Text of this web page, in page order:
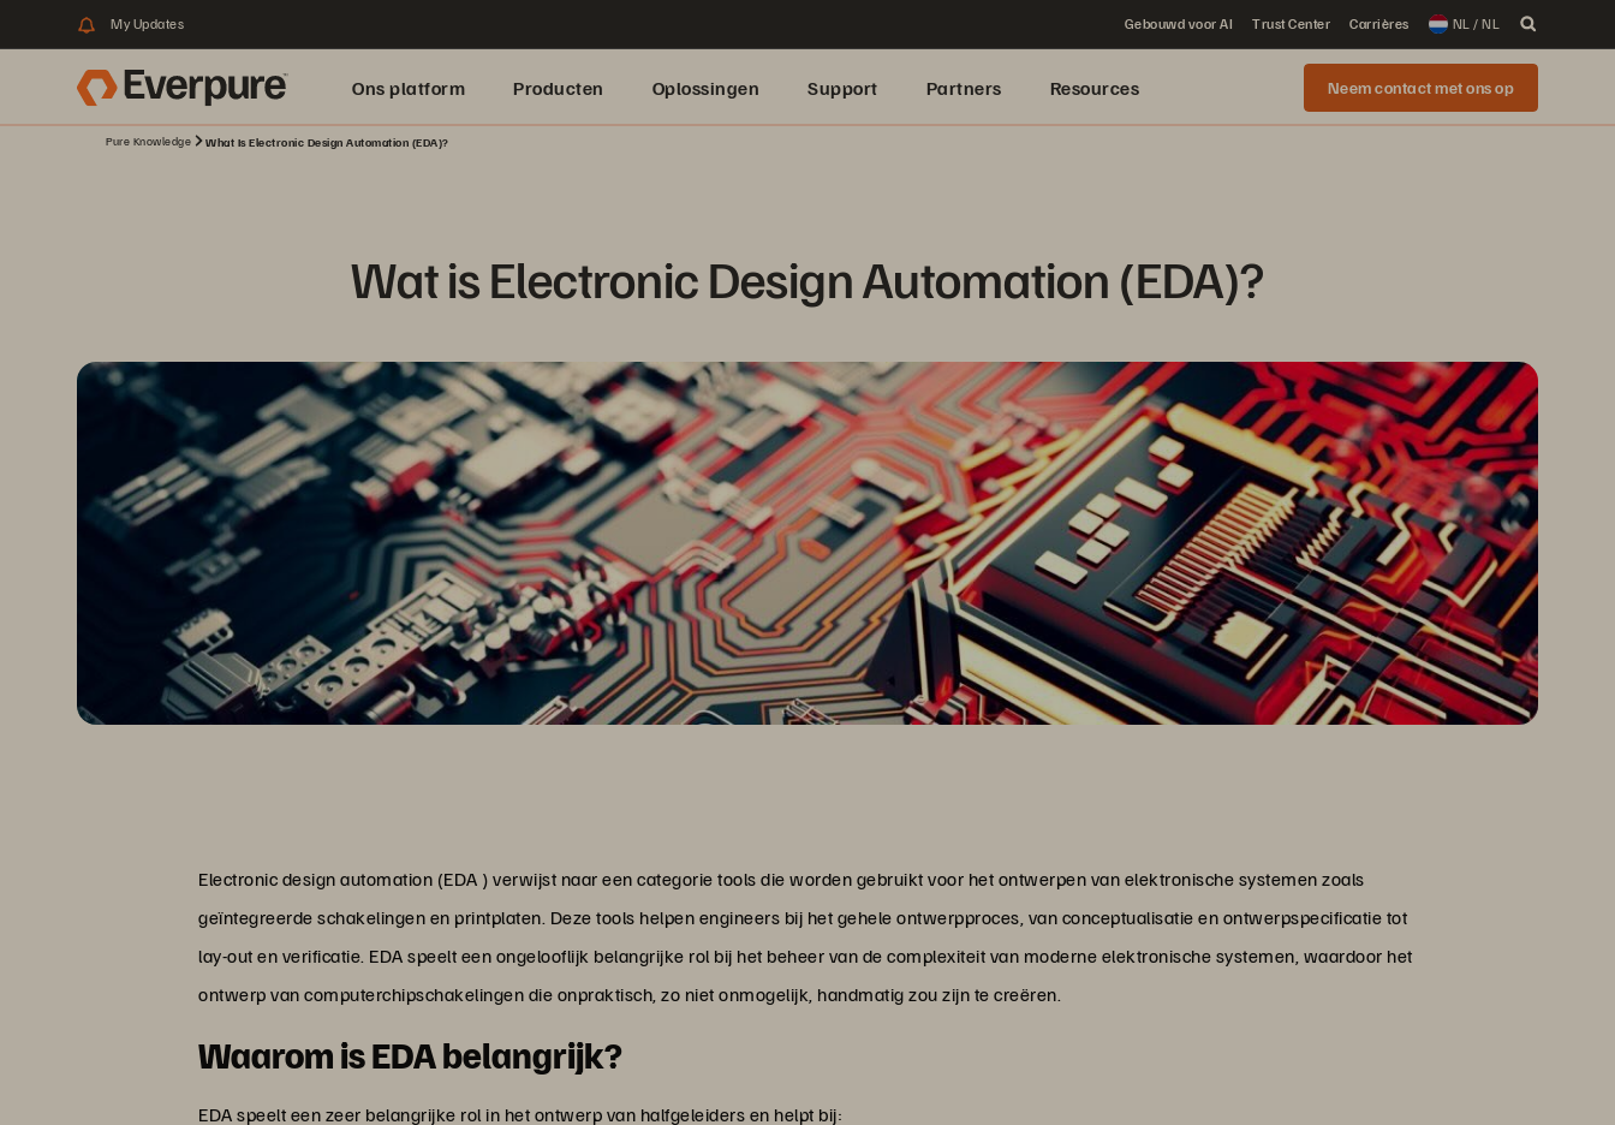
My Updates Gebouwd voor AI Trust Center Carrières NL / NL
Ons platform Producten Oplossingen Support Partners Resources Neem contact met ons op
Pure Knowledge What Is Electronic Design Automation (EDA)?
Wat is Electronic Design Automation (EDA)?
Electronic design automation (EDA ) verwijst naar een categorie tools die worden gebruikt voor het ontwerpen van elektronische systemen zoals
geïntegreerde schakelingen en printplaten. Deze tools helpen engineers bij het gehele ontwerpproces, van conceptualisatie en ontwerpspecificatie tot
lay-out en verificatie. EDA speelt een ongelooflijk belangrijke rol bij het beheer van de complexiteit van moderne elektronische systemen, waardoor het
ontwerp van computerchipschakelingen die onpraktisch, zo niet onmogelijk, handmatig zou zijn te creëren.
Waarom is EDA belangrijk?
EDA speelt een zeer belangrijke rol in het ontwerp van halfgeleiders en helpt bij: